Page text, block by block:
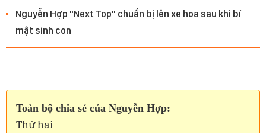
Nguyễn Hợp "Next Top" chuẩn bị lên xe hoa sau khi bí
mật sinh con
Toàn bộ chia sẻ của Nguyễn Hợp:
Thứ hai